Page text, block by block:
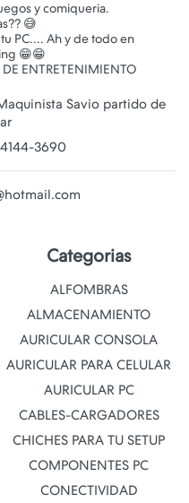
y comiqueria.
😅
PC.... Ah y de todo en
😁😁
Savio partido de
4144-3690
Categorias
ALFOMBRAS
ALMACENAMIENTO
AURICULAR CONSOLA
AURICULAR PARA CELULAR
AURICULAR PC
CABLES-CARGADORES
CHICHES PARA TU SETUP
COMPONENTES PC
CONECTIVIDAD